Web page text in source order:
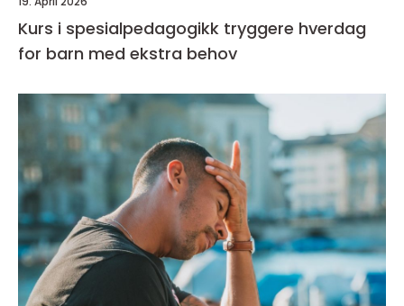
Kurs i spesialpedagogikk tryggere hverdag
for barn med ekstra behov